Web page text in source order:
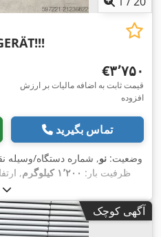
‎€۳٬۷۵۰
قیمت ثابت به اضافه مالیات بر ارزش
افزوده
تماس بگیرید
وضعیت: نو, شماره دستگاه/وسیله
ظرفیت بار: ۱٬۲۰۰ کیلوگرم ,
, نوع
ارتفاع۲۴ V , طول شاخک‌ها:
۱٬۱۵۰ میلی‌متر, آگهی کوچک